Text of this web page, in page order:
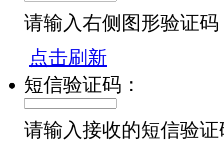
请输入右侧图形验证码
点击刷新
短信验证码：
请输入接收的短信验证